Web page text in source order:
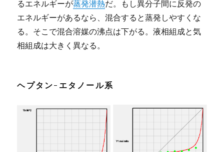
るエネルギーが蒸発潜熱だ。もし異分子間に反発の
エネルギーがあるなら、混合すると蒸発しやすくな
る。そこで混合溶媒の沸点は下がる。液相組成と気
相組成は大きく異なる。
ヘプタン-エタノール系